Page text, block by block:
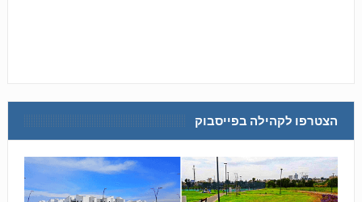
הצטרפו לקהילה בפייסבוק